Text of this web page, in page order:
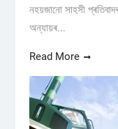
নহয়জানো সাহসী
অন্যায়ৰ...
Read More